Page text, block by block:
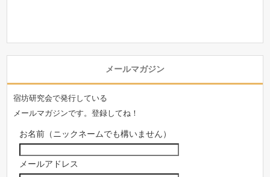
メールマガジン
宿坊研究会で発行している
メールマガジンです。登録してね！
お名前（ニックネームでも構いません）
メールアドレス